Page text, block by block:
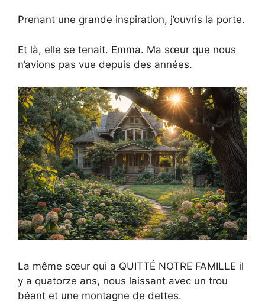
Prenant une grande inspiration, j’ouvris la porte.
Et là, elle se tenait. Emma. Ma sœur que nous
n’avions pas vue depuis des années.
La même sœur qui a QUITTÉ NOTRE FAMILLE il
y a quatorze ans, nous laissant avec un trou
béant et une montagne de dettes.